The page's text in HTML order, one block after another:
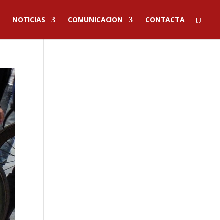
NOTICIAS COMUNICACION CONTACTA